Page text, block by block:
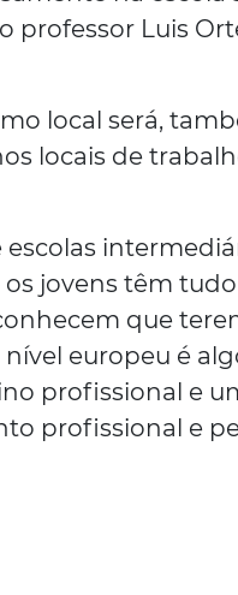
professor Luis
local será,
locais de
jovens têm
que
europeu é
profissional e
profissional e